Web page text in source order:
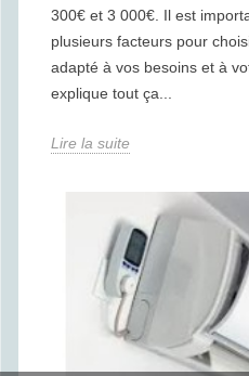
300€ et 3 000€. Il est
plusieurs facteurs pour
adapté à vos besoins et à
explique tout ça...
Lire la suite